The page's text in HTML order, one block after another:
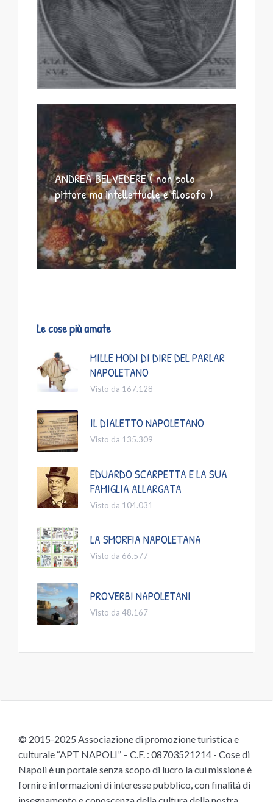
ANDREA BELVEDERE ( non solo
pittore ma intellettuale e filosofo )
Le cose più amate
MILLE MODI DI DIRE DEL PARLAR
NAPOLETANO
Visto da 167.128
IL DIALETTO NAPOLETANO
Visto da 135.309
EDUARDO SCARPETTA E LA SUA
FAMIGLIA ALLARGATA
Visto da 104.031
LA SMORFIA NAPOLETANA
Visto da 66.577
PROVERBI NAPOLETANI
Visto da 48.167
© 2015-2025 Associazione di promozione turistica e
culturale “APT NAPOLI” – C.F. : 08703521214 - Cose di
Napoli è un portale senza scopo di lucro la cui missione è
fornire informazioni di interesse pubblico, con finalità di